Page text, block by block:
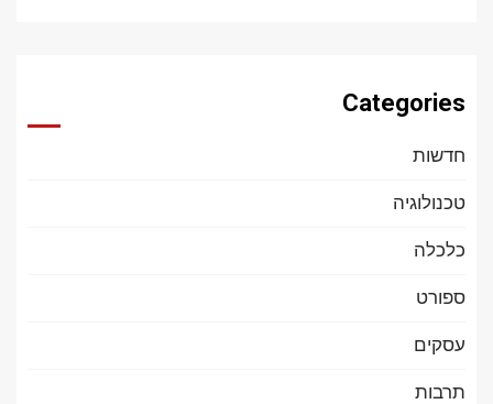
Categories
חדשות
טכנולוגיה
כלכלה
ספורט
עסקים
תרבות